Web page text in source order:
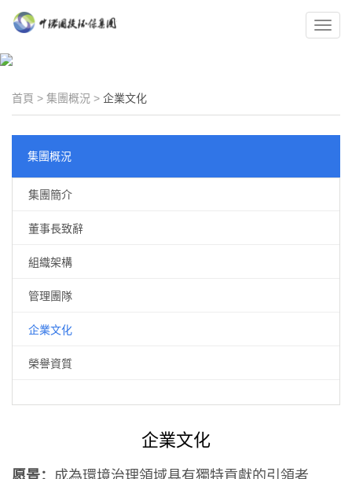
首頁 > 集團概況 > 企業文化
集團概況
集團簡介
董事長致辭
組織架構
管理團隊
企業文化
榮譽資質
企業文化
愿景： 成為環境治理領域具有獨特貢獻的引領者